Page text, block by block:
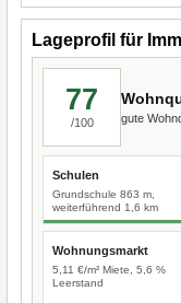
Lageprofil für
77
/100 gute
Schulen
Grundschule 863 m,
weiterführend 1,6 km
Wohnungsmarkt
5,11 €/m² Miete, 5,6 %
Leerstand